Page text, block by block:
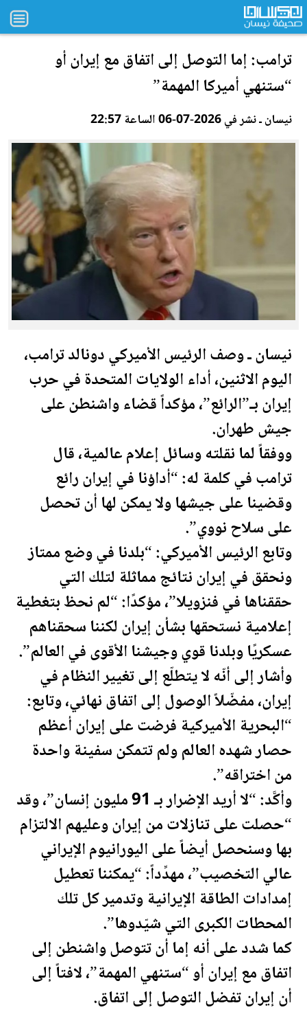
ترامب: إما التوصل إلى اتفاق مع إيران أو
“ستنهي أميركا المهمة”
نيسان ـ نشر في 2026-07-06 الساعة 22:57
نيسان ـ وصف الرئيس الأميركي دونالدترامب،
اليوم الاثنين، أداءالولايات المتحدةفي حرب
إيران بـ”الرائع”، مؤكداً قضاء واشنطن على
جيش طهران.
ووفقاً لما نقلته وسائل إعلام عالمية، قال
ترامبفي كلمة له: “أداؤنا في إيران رائع
وقضينا على جيشها ولا يمكن لها أن تحصل
على سلاح نووي”.
وتابع الرئيس الأميركي: “بلدنا في وضع ممتاز
ونحقق في إيران نتائج مماثلة لتلك التي
حققناها في فنزويلا”، مؤكدًا: “لم نحظ بتغطية
إعلامية نستحقها بشأن إيران لكننا سحقناهم
عسكريًا وبلدنا قوي وجيشنا الأقوى في العالم”.
وأشار إلى أنّه لا يتطلّع إلى تغيير النظام في
إيران، مفضّلاً الوصول إلى اتفاق نهائي، وتابع:
“البحرية الأميركية فرضت على إيران أعظم
حصار شهده العالم ولم تتمكن سفينة واحدة
من اختراقه”.
وأكَّد: “لا أريد الإضرار بـ 91 مليون إنسان”، وقد
“حصلت على تنازلات من إيران وعليهم الالتزام
بها وسنحصل أيضاً على اليورانيوم الإيراني
عالي التخصيب”، مهدِّداً: “يمكننا تعطيل
إمدادات الطاقة الإيرانية وتدمير كل تلك
المحطات الكبرى التي شيّدوها”.
كما شدد على أنه إما أن تتوصل واشنطن إلى
اتفاق مع إيران أو “ستنهي المهمة”، لافتاً إلى
أن إيران تفضل التوصل إلى اتفاق.